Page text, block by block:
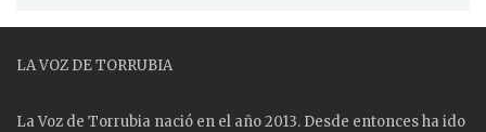
LA VOZ DE TORRUBIA
La Voz de Torrubia nació en el año 2013. Desde entonces ha ido